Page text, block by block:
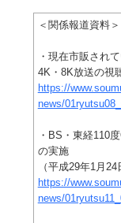
＜関係報道資料＞
・現在市販され
4K・8K放送の視
https://
news/
・BS・東経110
の実施
（平成29年1月24
https://
news/